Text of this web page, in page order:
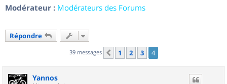
Modérateur : Modérateurs des Forums
Répondre
39 messages Précédent
1 2 3 4
Yannos